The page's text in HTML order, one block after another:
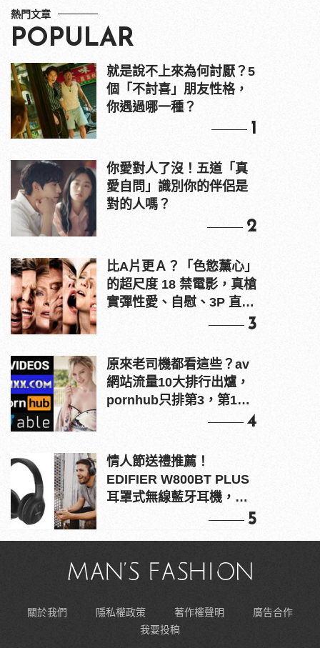
熱門文章
POPULAR
就是說不上來為何討厭？5
個「不討喜」朋友性格，
你遇過哪一種？
1
你愛對人了沒！五道「真
愛自問」識別你的伴侶是
對的人嗎？
2
比A片更Ａ？「色慾薰心」
的超尺度 18 禁電影，真槍
實彈性愛、自慰、3P 直接
3
原來老司機都看這些？av
網站流量10大排行出爐，
pornhub只排第3，第1名
4
情人節送禮推薦！
EDIFIER W800BT PLUS
耳罩式無線藍牙耳機，在
5
關於我們 隱私權政策 著作權聲明
廣告合作
我要投稿